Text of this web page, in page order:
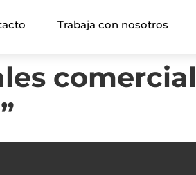
Trabaja con nosotros